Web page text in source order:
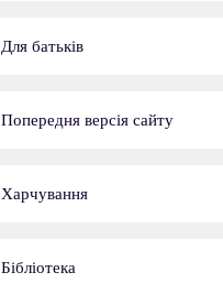
Для батьків
Попередня версія сайту
Харчування
Бібліотека